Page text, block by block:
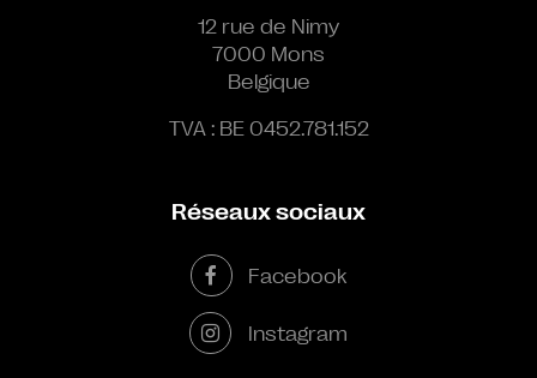
12 rue de Nimy
7000 Mons
Belgique
TVA : BE 0452.781.152
Réseaux sociaux
Facebook
Instagram